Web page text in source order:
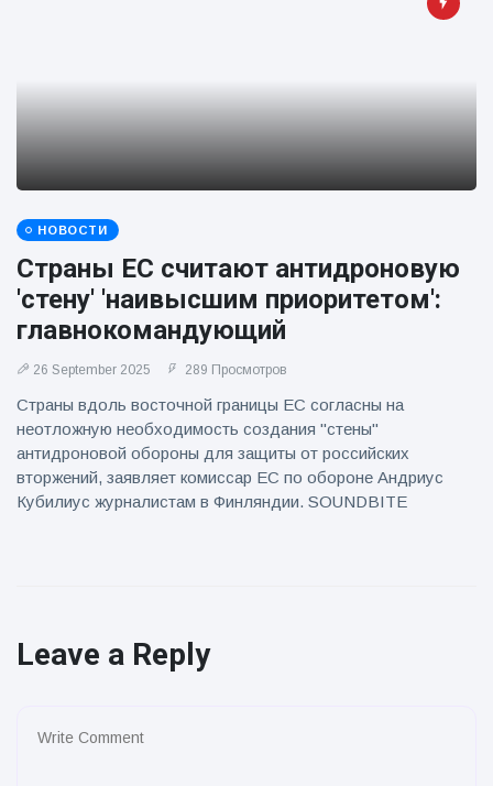
НОВОСТИ
Страны ЕС считают антидроновую
'стену' 'наивысшим приоритетом':
главнокомандующий
26 September 2025 289 Просмотров
Страны вдоль восточной границы ЕС согласны на
неотложную необходимость создания "стены"
антидроновой обороны для защиты от российских
вторжений, заявляет комиссар ЕС по обороне Андриус
Кубилиус журналистам в Финляндии. SOUNDBITE
Leave a Reply